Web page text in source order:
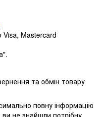
Mastercard
та обмін товару
повну інформацію